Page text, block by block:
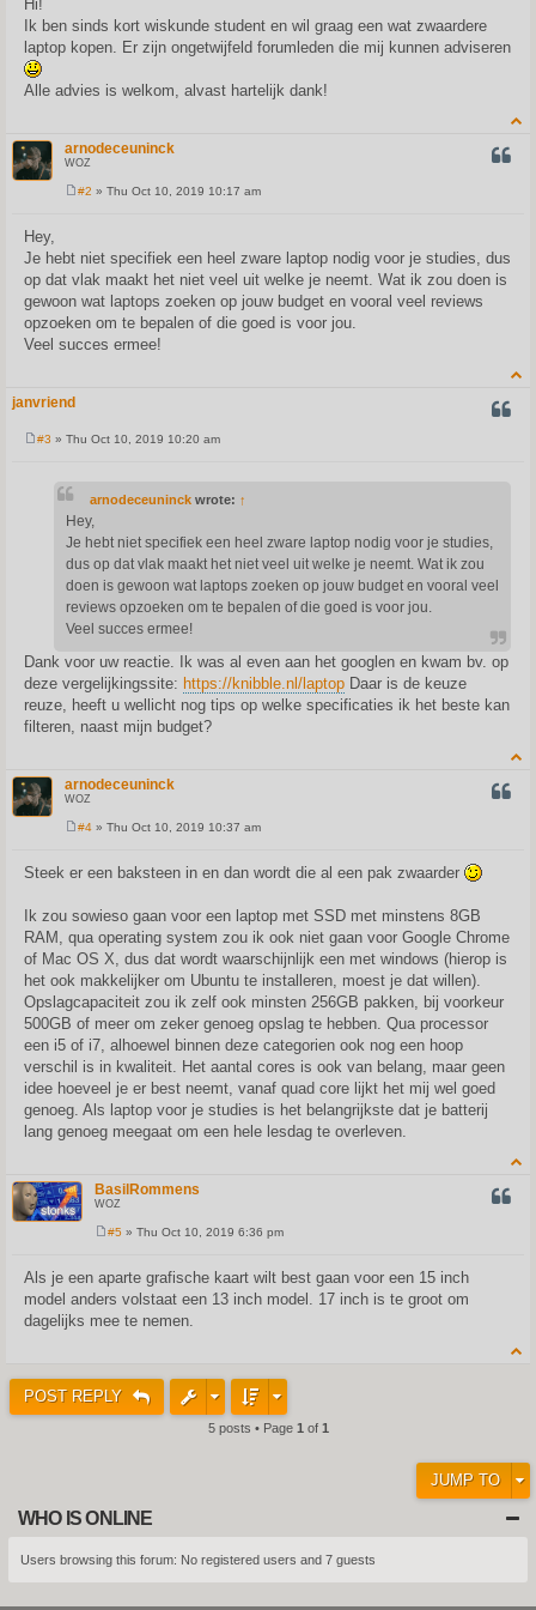
t
Hi!
Ik ben sinds kort wiskunde student en wil graag een wat zwaardere
laptop kopen. Er zijn ongetwijfeld forumleden die mij kunnen adviseren
Alle advies is welkom, alvast hartelijk dank!
arnodeceuninck
WOZ
#2 » Thu Oct 10, 2019 10:17 am
Hey,
Je hebt niet specifiek een heel zware laptop nodig voor je studies, dus
op dat vlak maakt het niet veel uit welke je neemt. Wat ik zou doen is
gewoon wat laptops zoeken op jouw budget en vooral veel reviews
opzoeken om te bepalen of die goed is voor jou.
Veel succes ermee!
janvriend
#3 » Thu Oct 10, 2019 10:20 am
arnodeceuninck wrote: ↑
Hey,
Je hebt niet specifiek een heel zware laptop nodig voor je studies,
dus op dat vlak maakt het niet veel uit welke je neemt. Wat ik zou
doen is gewoon wat laptops zoeken op jouw budget en vooral veel
reviews opzoeken om te bepalen of die goed is voor jou.
Veel succes ermee!
Dank voor uw reactie. Ik was al even aan het googlen en kwam bv. op
deze vergelijkingssite: https://knibble.nl/laptop Daar is de keuze
reuze, heeft u wellicht nog tips op welke specificaties ik het beste kan
filteren, naast mijn budget?
arnodeceuninck
WOZ
t
#4 » Thu Oct 10, 2019 10:37 am
Steek er een baksteen in en dan wordt die al een pak zwaarder
Ik zou sowieso gaan voor een laptop met SSD met minstens 8GB
RAM, qua operating system zou ik ook niet gaan voor Google Chrome
of Mac OS X, dus dat wordt waarschijnlijk een met windows (hierop is
het ook makkelijker om Ubuntu te installeren, moest je dat willen).
Opslagcapaciteit zou ik zelf ook minsten 256GB pakken, bij voorkeur
500GB of meer om zeker genoeg opslag te hebben. Qua processor
een i5 of i7, alhoewel binnen deze categorien ook nog een hoop
verschil is in kwaliteit. Het aantal cores is ook van belang, maar geen
idee hoeveel je er best neemt, vanaf quad core lijkt het mij wel goed
genoeg. Als laptop voor je studies is het belangrijkste dat je batterij
lang genoeg meegaat om een hele lesdag te overleven.
BasilRommens
WOZ
t
#5 » Thu Oct 10, 2019 6:36 pm
Als je een aparte grafische kaart wilt best gaan voor een 15 inch
model anders volstaat een 13 inch model. 17 inch is te groot om
dagelijks mee te nemen.
POST REPLY
5 posts • Page 1 of 1
JUMP TO
WHO IS ONLINE
Users browsing this forum: No registered users and 7 guests